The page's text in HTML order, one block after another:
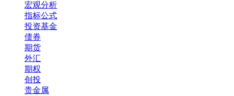
宏观分析
指标公式
投资基金
债券
期货
外汇
期权
创投
贵金属